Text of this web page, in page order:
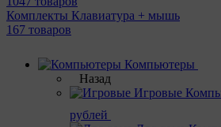
Комплекты Клавиатура + мышь
167 товаров
Компьютеры
Назад
Игровые
рублей